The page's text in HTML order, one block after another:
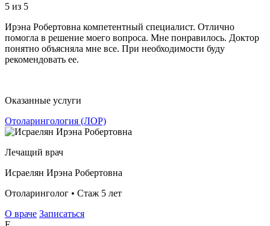
5 из 5
Ирэна Робертовна компетентный специалист. Отлично
помогла в решение моего вопроса. Мне понравилось. Доктор
понятно объясняла мне все. При необходимости буду
рекомендовать ее.
Оказанные услуги
Отоларингология (ЛОР)
Лечащий врач
Исраелян Ирэна Робертовна
Отоларинголог • Стаж 5 лет
О враче Записаться